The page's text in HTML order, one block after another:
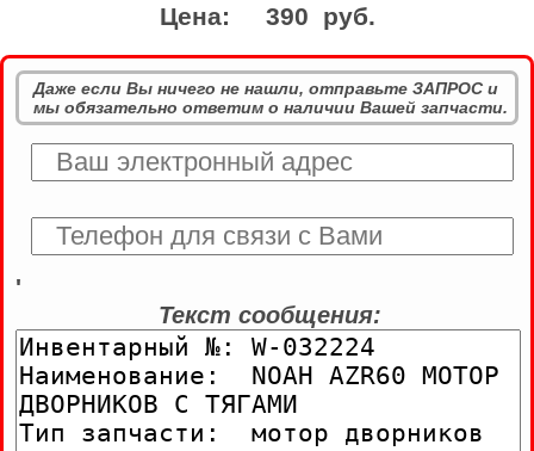
Цена: 390 руб.
Даже если Вы ничего не нашли, отправьте ЗАПРОС и
мы обязательно ответим о наличии Вашей запчасти.
'
Текст сообщения: